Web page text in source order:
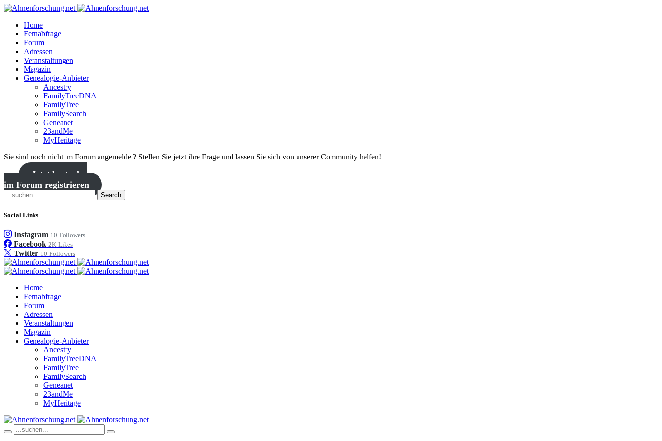
Home
Fernabfrage
Forum
Adressen
Veranstaltungen
Magazin
Genealogie-Anbieter
Ancestry
FamilyTreeDNA
FamilyTree
FamilySearch
Geneanet
23andMe
MyHeritage
Sie sind noch nicht im Forum angemeldet? Stellen Sie jetzt ihre Frage und lassen Sie sich von unserer Community helfen!
Jetzt kostenlos
im Forum registrieren
Search
Social Links
Instagram 10 Followers
Facebook 2K Likes
Twitter 10 Followers
Home
Fernabfrage
Forum
Adressen
Veranstaltungen
Magazin
Genealogie-Anbieter
Ancestry
FamilyTreeDNA
FamilyTree
FamilySearch
Geneanet
23andMe
MyHeritage